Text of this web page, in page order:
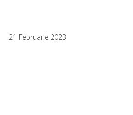
21 Februarie 2023